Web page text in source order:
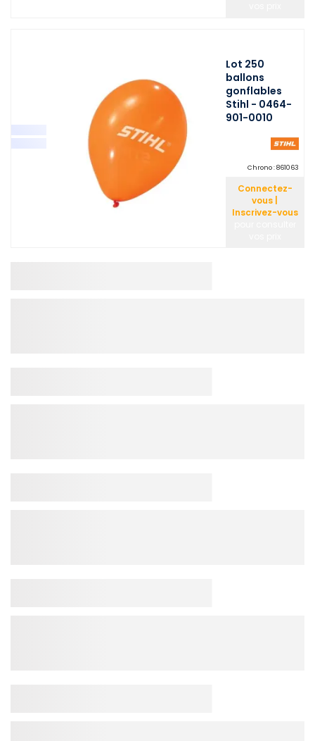
Lot 250
ballons
gonflables
Stihl - 0464-
901-0010
Chrono : 861063
Connectez-
vous |
Inscrivez-vous